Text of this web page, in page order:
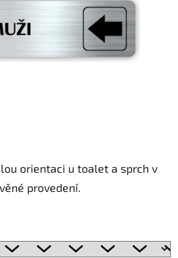
orientaci u toalet a sprch v
provedení.